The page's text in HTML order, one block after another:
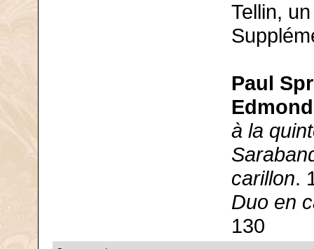
Tellin,
Paul
à la
carillon.
Duo en
130